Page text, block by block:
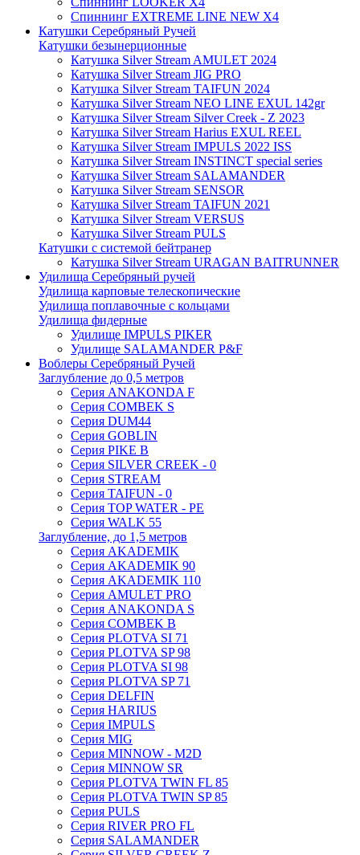
Спиннинг EXTREME LINE NEW X4
Катушки Серебряный Ручей
Катушки безынерционные
Катушка Silver Stream AMULET 2024
Катушка Silver Stream JIG PRO
Катушка Silver Stream TAIFUN 2024
Катушка Silver Stream NEO LINE EXUL 142gr
Катушка Silver Stream Silver Creek - Z 2023
Катушка Silver Stream Harius EXUL REEL
Катушка Silver Stream IMPULS 2022 ISS
Катушка Silver Stream INSTINCT special series
Катушка Silver Stream SALAMANDER
Катушка Silver Stream SENSOR
Катушка Silver Stream TAIFUN 2021
Катушка Silver Stream VERSUS
Катушка Silver Stream PULS
Катушки с системой бейтранер
Катушка Silver Stream URAGAN BAITRUNNER
Удилища Серебряный ручей
Удилища карповые телескопические
Удилища поплавочные с кольцами
Удилища фидерные
Удилище IMPULS PIKER
Удилище SALAMANDER P&F
Воблеры Серебряный Ручей
Заглубление до 0,5 метров
Серия ANAKONDA F
Серия COMBEK S
Серия DUM44
Серия GOBLIN
Серия PIKE B
Серия SILVER CREEK - 0
Серия STREAM
Серия TAIFUN - 0
Серия TOP WATER - PE
Серия WALK 55
Заглубление, до 1,5 метров
Серия AKADEMIK
Серия AKADEMIK 90
Серия AKADEMIK 110
Серия AMULET PRO
Серия ANAKONDA S
Серия COMBEK B
Серия PLOTVA SI 71
Серия PLOTVA SP 98
Серия PLOTVA SI 98
Серия PLOTVA SP 71
Серия DELFIN
Серия HARIUS
Серия IMPULS
Серия MIG
Серия MINNOW - M2D
Серия MINNOW SR
Серия PLOTVA TWIN FL 85
Серия PLOTVA TWIN SP 85
Серия PULS
Серия RIVER PRO FL
Серия SALAMANDER